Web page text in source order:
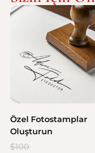
Özel Fotostamplar
Oluşturun
$100